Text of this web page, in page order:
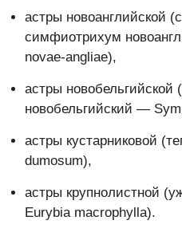
астры новоанглийской
симфиотрихум
novae-angliae),
астры
новобельгийский —
астры кустарниковой
dumosum),
астры крупнолистной
Eurybia macrophylla).